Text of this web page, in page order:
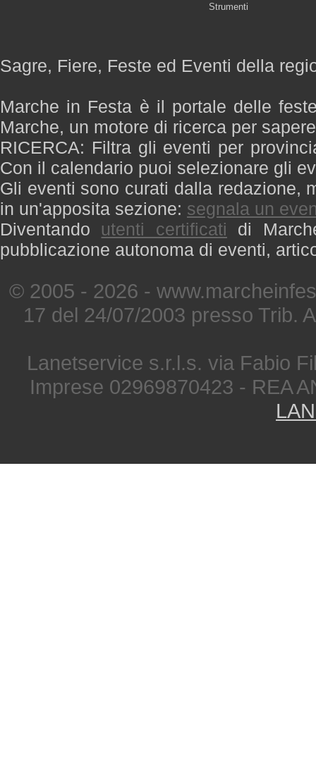
Strumenti
Sagre, Fiere, Feste ed Eventi della
Marche in Festa è il portale delle
Marche, un motore di ricerca per
RICERCA: Filtra gli eventi per
Con il calendario puoi selezionare gli
Gli eventi sono curati dalla redazione,
in un'apposita sezione: segnala un
Diventando utenti certificati di
pubblicazione autonoma di eventi,
© 2005 - 2026 -
17 del 24/07/2003 presso Trib.
Lanetservice s.r.l.s. via Fabio
Imprese 02969870423 - REA